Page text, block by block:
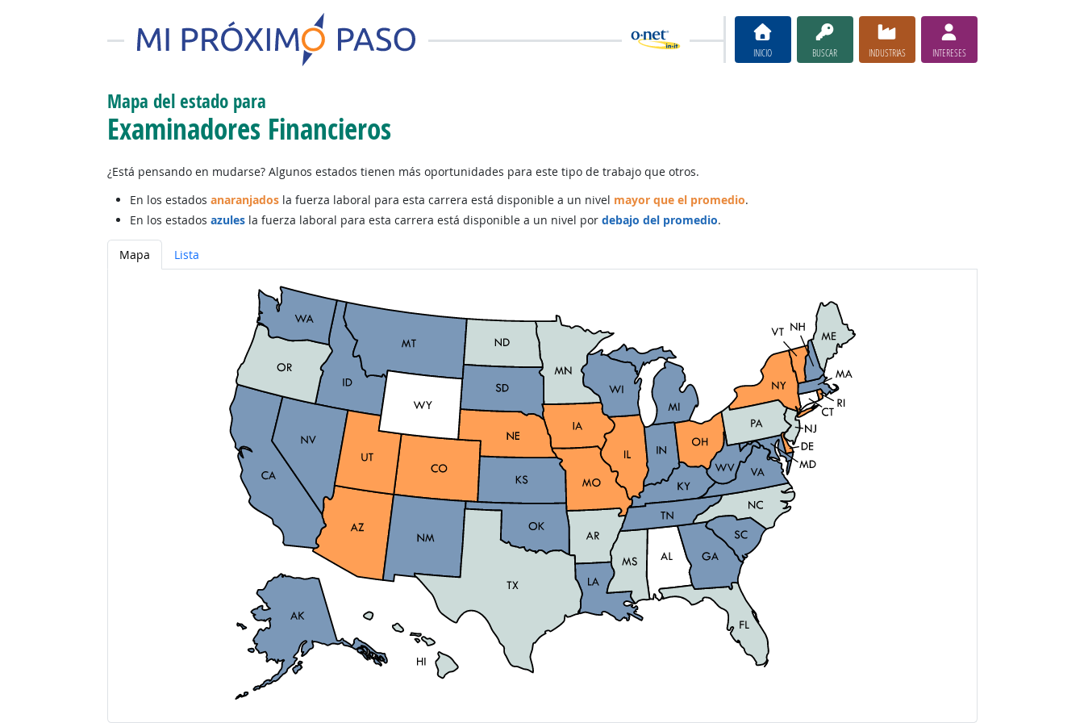
INICIO BUSCAR INDUSTRIAS INTERESES
Mapa del estado para
Examinadores Financieros
¿Está pensando en mudarse? Algunos estados tienen más oportunidades para este tipo de trabajo que otros.
En los estados anaranjadosla fuerza laboral para esta carrera está disponible a un nivel mayor que el promedio.
En los estados azulesla fuerza laboral para esta carrera está disponible a un nivel por debajo del promedio.
Mapa Lista